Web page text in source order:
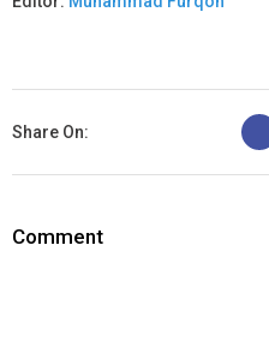
Share On:
B
Comment